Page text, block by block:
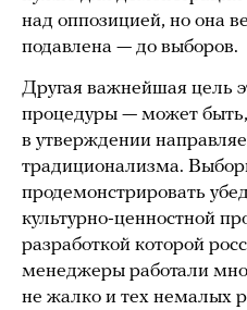
над оппозицией, но она
подавлена — до выборов.
Другая важнейшая цель
процедуры — может
в утверждении
традиционализма.
продемонстрировать
культурно-ценностной
разработкой которой
менеджеры работали
не жалко и тех немалых